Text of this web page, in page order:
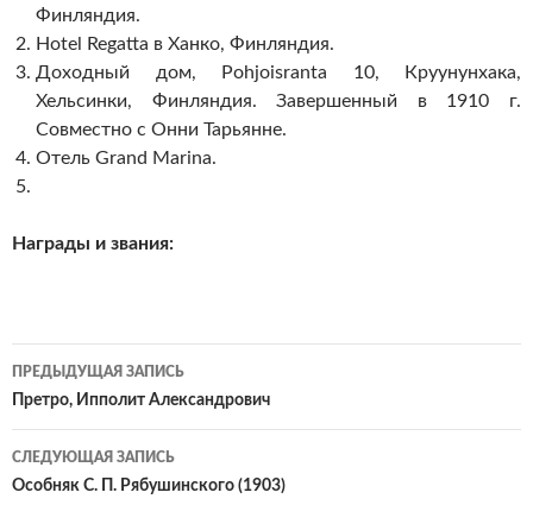
Финляндия.
Hotel Regatta в Ханко, Финляндия.
Доходный дом, Pohjoisranta 10, Круунунхака,
Хельсинки, Финляндия.Завершенный в 1910 г.
Совместно с Онни Тарьянне.
Отель Grand Marina.
Награды и звания:
Навигация
по
записям
ПРЕДЫДУЩАЯ ЗАПИСЬ
Претро, Ипполит Александрович
СЛЕДУЮЩАЯ ЗАПИСЬ
Особняк С. П. Рябушинского (1903)